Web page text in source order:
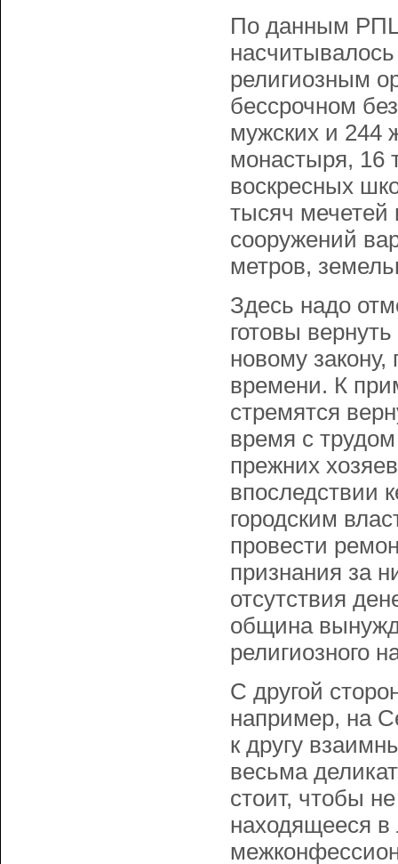
По данным РПЦ
религиозным
бессрочном
мужских и 244
монастыря, 16
воскресных
тысяч мечетей
сооружений
метров,
Здесь надо
готовы
новому закону,
времени. К
стремятся
время с
прежних
впоследствии
городским
провести
признания за
отсутствия
община
религиозного
С другой
например, на
к другу
весьма
стоит, чтобы
находящееся в